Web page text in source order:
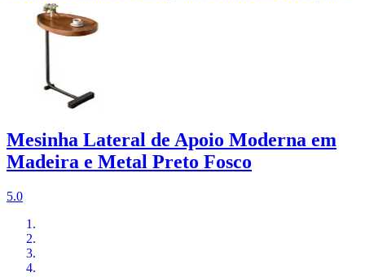
Mesinha Lateral de Apoio Moderna em
Madeira e Metal Preto Fosco
5.0